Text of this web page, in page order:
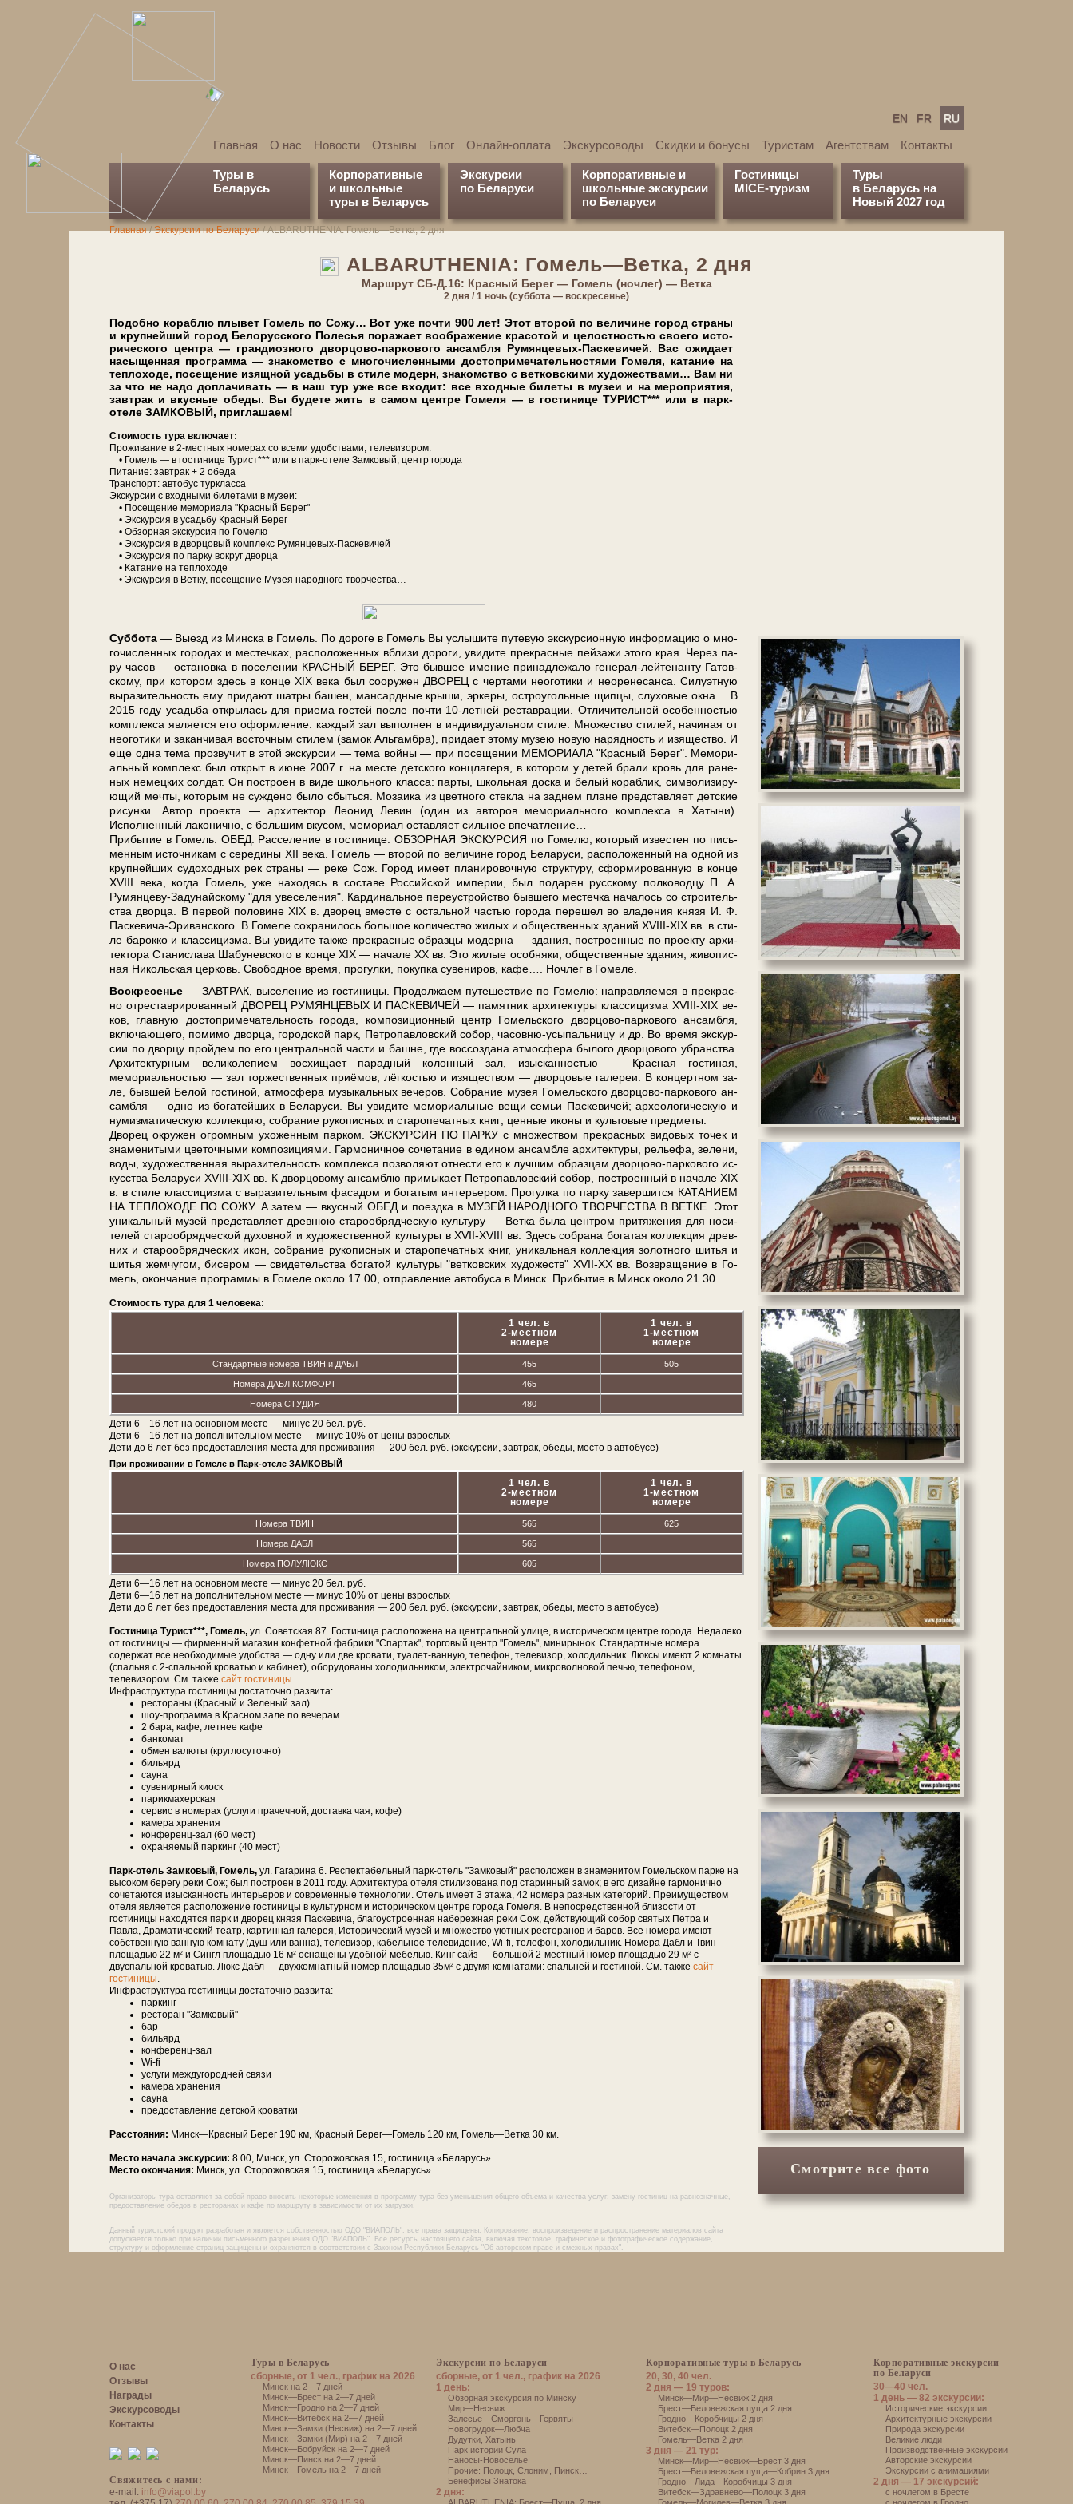
EN FR RU
Главная О нас Новости Отзывы Блог Онлайн-оплата Экскурсоводы Скидки и бонусы Туристам Агентствам Контакты
Туры в
Беларусь
Корпоративные
и школьные
туры в Беларусь
Экскурсии
по Беларуси
Корпоративные и
школьные экскурсии
по Беларуси
Гостиницы
MICE-туризм
Туры
в Беларусь на
Новый 2027 год
Главная/Экскурсии по Беларуси/АLBARUTHENIA: Гомель—Ветка, 2 дня
АLBARUTHENIA: Гомель—Ветка, 2 дня
Марш­рут СБ-Д.16: Красный Берег — Гомель (ночлег) — Ветка
2 дня / 1 ночь (суббота — воскресенье)
По­доб­но ко­раб­лю плы­вет Го­мель по Со­жу… Вот уже по­чти 900 лет! Этот вто­рой по ве­ли­чи­не го­род стра­ны
и крупнейший го­род Белорусского По­ле­сья по­ра­жа­ет во­об­ра­же­ние кра­со­той и це­лост­но­стью сво­е­го ис­то­
ри­че­ско­го цен­тра — гран­ди­оз­но­го дворцово-паркового ан­сам­бля Румянцевых-Паскевичей. Вас ожи­да­ет
насыщенная про­грам­ма — знакомство с мно­го­чис­лен­ны­ми до­сто­при­ме­ча­тель­но­стя­ми Гомеля, катание на
теп­ло­хо­де, посещение изящ­ной усадь­бы в сти­ле мо­дерн, знакомство с ветковскими художествами… Вам ни
за что не на­до до­пла­чи­вать — в наш тур уже все вхо­дит: все входные би­ле­ты в му­зеи и на ме­ро­при­я­тия,
завтрак и вкус­ные обе­ды. Вы бу­де­те жить в са­мом цен­тре Гомеля — в го­сти­ни­це ТУРИСТ*** или в парк-
отеле ЗАМКОВЫЙ, при­гла­ша­ем!
Сто­и­мость ту­ра вклю­ча­ет:
Про­жи­ва­ние в 2-местных но­ме­рах со все­ми удоб­ства­ми, те­ле­ви­зо­ром:
• Го­мель — в го­сти­ни­це Ту­рист*** или в парк-отеле Замковый, центр го­ро­да
Питание: завтрак + 2 обе­да
Транс­порт: ав­то­бус турк­лас­са
Экскурсии с вход­ны­ми би­ле­та­ми в му­зеи:
• По­се­ще­ние ме­мо­ри­а­ла "Крас­ный Берег"
• Экс­кур­сия в усадь­бу Крас­ный Берег
• Об­зор­ная экскурсия по Го­ме­лю
• Экс­кур­сия в двор­цо­вый ком­плекс Румянцевых-Паскевичей
• Экс­кур­сия по пар­ку вокруг двор­ца
• Ка­та­ние на теп­ло­хо­де
• Экс­кур­сия в Ветку, посещение Музея на­род­но­го твор­че­ства…
Суб­бо­та — Выезд из Мин­ска в Го­мель. По до­ро­ге в Го­мель Вы услы­ши­те пу­те­вую экс­кур­си­он­ную ин­фор­ма­цию о мно­
го­чис­лен­ных го­ро­дах и ме­стеч­ках, рас­по­ло­жен­ных вбли­зи до­ро­ги, уви­ди­те пре­крас­ные пей­за­жи это­го края. Через па­
ру ча­сов — оста­нов­ка в по­се­ле­нии КРАСНЫЙ БЕРЕГ. Это быв­шее име­ние при­над­ле­жа­ло генерал-лейтенанту Га­тов­
ско­му, при ко­то­ром здесь в кон­це XIX ве­ка был со­ору­жен ДВОРЕЦ с чер­та­ми не­ого­ти­ки и нео­ре­не­сан­са. Си­лу­эт­ную
вы­ра­зи­тель­ность ему при­да­ют шат­ры ба­шен, ман­сард­ные кры­ши, эр­ке­ры, ост­ро­уголь­ные щип­цы, слу­хо­вые ок­на… В
2015 го­ду усадь­ба от­кры­лась для при­е­ма го­стей по­сле по­чти 10-летней ре­став­ра­ции. От­ли­чи­тель­ной осо­бен­но­стью
ком­плек­са яв­ля­ет­ся его оформ­ле­ние: каж­дый зал вы­пол­нен в ин­ди­ви­ду­аль­ном сти­ле. Множество сти­лей, на­чи­ная от
не­ого­ти­ки и за­кан­чи­вая во­сточ­ным сти­лем (за­мок Аль­гам­бра), при­да­ет этому му­зею но­вую на­ряд­ность и изя­ще­ство. И
еще од­на те­ма про­зву­чит в этой экс­кур­сии — те­ма вой­ны — при по­се­ще­нии МЕМОРИАЛА "Крас­ный Берег". Ме­мо­ри­
аль­ный ком­плекс был от­крыт в июне 2007 г. на ме­сте дет­ско­го конц­ла­ге­ря, в ко­то­ром у де­тей бра­ли кровь для ра­не­
ных не­мец­ких сол­дат. Он по­стро­ен в ви­де школь­но­го клас­са: пар­ты, школь­ная дос­ка и бе­лый ко­раб­лик, сим­во­ли­зи­ру­
ю­щий меч­ты, ко­то­рым не суж­де­но бы­ло сбыть­ся. Мозаика из цвет­но­го стек­ла на зад­нем пла­не пред­став­ля­ет дет­ские
ри­сун­ки. Автор про­ек­та — ар­хи­тек­тор Лео­нид Ле­вин (один из ав­то­ров ме­мо­ри­аль­но­го ком­плек­са в Ха­ты­ни).
Исполненный ла­ко­нич­но, с боль­шим вку­сом, ме­мо­ри­ал остав­ля­ет сильное впе­чат­ле­ние…
При­бы­тие в Го­мель. ОБЕД. Расселение в го­сти­ни­це. ОБЗОРНАЯ ЭКСКУРСИЯ по Го­ме­лю, ко­то­рый из­ве­стен по пись­
мен­ным ис­точ­ни­кам с се­ре­ди­ны XII ве­ка. Го­мель — вто­рой по ве­ли­чи­не го­род Бе­ла­ру­си, рас­по­ло­жен­ный на одной из
круп­ней­ших су­до­ход­ных рек стра­ны — ре­ке Сож. Город име­ет пла­ни­ро­воч­ную ст­рук­ту­ру, сформированную в кон­це
XVIII ве­ка, ко­гда Го­мель, уже на­хо­дясь в со­ста­ве Рос­сий­ской им­пе­рии, был по­да­рен рус­ско­му пол­ко­вод­цу П. А.
Румянцеву-Задунайскому "для уве­се­ле­ния". Кар­ди­наль­ное пе­ре­устрой­ство быв­ше­го ме­с­теч­ка на­ча­лось со стро­и­тель­
ства двор­ца. В пер­вой по­ло­ви­не XIX в. дво­рец вме­сте с осталь­ной ча­стью го­ро­да пе­ре­шел во вла­де­ния кня­зя И. Ф.
Паскевича-Эриванского. В Го­ме­ле со­хра­ни­лось боль­шое ко­ли­че­ство жи­лых и об­ще­ствен­ных зда­ний XVIII-XIХ вв. в сти­
ле ба­рок­ко и клас­си­циз­ма. Вы уви­ди­те так­же пре­крас­ные об­раз­цы мо­дер­на — зда­ния, по­стро­ен­ные по про­ек­ту ар­хи­
тек­то­ра Ста­ни­сла­ва Шабуневского в кон­це XIX — на­ча­ле ХХ вв. Это жи­лые особ­ня­ки, об­ще­ствен­ные зда­ния, жи­во­пис­
ная Никольская цер­ковь. Сво­бод­ное вре­мя, про­гул­ки, по­куп­ка су­ве­ни­ров, ка­фе…. Ноч­лег в Го­ме­ле.
Вос­кре­се­нье — ЗАВ­ТРАК, вы­се­ле­ние из го­сти­ни­цы. Про­дол­жа­ем пу­те­ше­ствие по Го­ме­лю: на­прав­ля­ем­ся в пре­крас­
но отреставрированный ДВОРЕЦ РУМЯНЦЕВЫХ И ПАСКЕВИЧЕЙ — па­мят­ник ар­хи­тек­ту­ры клас­си­циз­ма XVIII-XIX ве­
ков, глав­ную до­сто­при­ме­ча­тель­ность го­ро­да, композиционный центр Го­мель­ско­го дворцово-паркового ан­сам­бля,
вклю­ча­ю­ще­го, помимо двор­ца, го­род­ской парк, Пет­ро­пав­лов­ский со­бор, часовню-усыпальницу и др. Во вре­мя экс­кур­
сии по двор­цу прой­дем по его цен­траль­ной ча­сти и баш­не, где вос­со­зда­на ат­мо­сфе­ра бы­ло­го двор­цо­во­го убран­ства.
Архитектурным великолепием вос­хи­ща­ет па­рад­ный колонный зал, изысканностью — Крас­ная го­сти­ная,
мемориальностью — зал торжественных приёмов, лёгкостью и изя­ще­ством — дворцовые галереи. В концертном за­
ле, быв­шей Бе­лой гостиной, ат­мо­сфе­ра му­зы­каль­ных вечеров. Собрание му­зея Го­мель­ско­го дворцово-паркового ан­
сам­бля — од­но из богатейших в Бе­ла­ру­си. Вы уви­ди­те ме­мо­ри­аль­ные ве­щи се­мьи Паскевичей; археологическую и
нумизматическую кол­лек­цию; со­бра­ние ру­ко­пис­ных и ста­ро­пе­чат­ных книг; цен­ные ико­ны и куль­то­вые пред­ме­ты.
Дворец окру­жен огром­ным ухоженным пар­ком. ЭКСКУРСИЯ ПО ПАРКУ с мно­же­ством пре­крас­ных видовых точек и
зна­ме­ни­ты­ми цветочными ком­по­зи­ци­я­ми. Гармоничное со­че­та­ние в еди­ном ан­сам­бле ар­хи­тек­ту­ры, ре­лье­фа, зе­ле­ни,
во­ды, ху­до­же­ствен­ная вы­ра­зи­тель­ность ком­плек­са поз­во­ля­ют от­не­сти его к луч­шим об­раз­цам дворцово-паркового ис­
кус­ства Бе­ла­ру­си XVIII-XIX вв. К двор­цо­во­му ан­самблю при­мы­ка­ет Пет­ро­пав­лов­ский со­бор, по­стро­ен­ный в на­ча­ле XIX
в. в сти­ле клас­си­циз­ма с вы­ра­зи­тель­ным фа­са­дом и бо­га­тым ин­те­рье­ром. Прогулка по пар­ку за­вер­шит­ся КАТАНИЕМ
НА ТЕПЛОХОДЕ ПО СОЖУ. А затем — вкус­ный ОБЕД и по­езд­ка в МУЗЕЙ НАРОДНОГО ТВОРЧЕСТВА В ВЕТКЕ. Этот
уни­каль­ный му­зей пред­став­ля­ет древ­нюю ста­ро­об­ряд­че­скую куль­ту­ру — Вет­ка бы­ла цен­тром при­тя­же­ния для но­си­
те­лей ста­ро­об­ряд­че­ской ду­хов­ной и ху­до­же­ствен­ной куль­ту­ры в XVII-XVIII вв. Здесь со­бра­на бо­га­тая кол­лек­ция древ­
них и ста­ро­об­ряд­че­ских икон, со­бра­ние ру­ко­пис­ных и ста­ро­пе­чат­ных книг, уни­каль­ная кол­лек­ция зо­лот­но­го ши­тья и
ши­тья жем­чу­гом, би­се­ром — сви­де­тель­ства бо­га­той куль­ту­ры "вет­ков­ских ху­до­жеств" XVII-XX вв. Воз­вра­ще­ние в Го­
мель, окончание про­грам­мы в Го­ме­ле око­ло 17.00, отправление ав­то­бу­са в Минск. При­бы­тие в Минск око­ло 21.30.
Стоимость тура для 1 человека:
1 чел. в
2-местном
номере
1 чел. в
1-местном
номере
Стандартные номера ТВИН и ДАБЛ 455 505
Номера ДАБЛ КОМФОРТ 465
Номера СТУДИЯ 480
Дети 6—16 лет на основном месте — минус 20 бел. руб.
Дети 6—16 лет на дополнительном месте — минус 10% от цены взрослых
Дети до 6 лет без предоставления места для проживания — 200 бел. руб. (экскурсии, завтрак, обеды, место в автобусе)
При проживании в Гомеле в Парк-отеле ЗАМКОВЫЙ
1 чел. в
2-местном
номере
1 чел. в
1-местном
номере
Номера ТВИН 565 625
Номера ДАБЛ 565
Номера ПОЛУЛЮКС 605
Дети 6—16 лет на основном месте — минус 20 бел. руб.
Дети 6—16 лет на дополнительном месте — минус 10% от цены взрослых
Дети до 6 лет без предоставления места для проживания — 200 бел. руб. (экскурсии, завтрак, обеды, место в автобусе)
Гостиница Турист***, Гомель, ул. Советская 87. Гостиница расположена на центральной улице, в историческом центре города. Недалеко
от гостиницы — фирменный магазин конфетной фабрики "Спартак", торговый центр "Гомель", минирынок. Стандартные номера
содержат все необходимые удобства — одну или две кровати, туалет-ванную, телефон, телевизор, холодильник. Люксы имеют 2 комнаты
(спальня с 2-спальной кроватью и кабинет), оборудованы холодильником, электрочайником, микроволновой печью, телефоном,
телевизором. См. также сайт гостиницы.
Инфраструктура гостиницы достаточно развита:
рестораны (Красный и Зеленый зал)
шоу-программа в Красном зале по вечерам
2 бара, кафе, летнее кафе
банкомат
обмен валюты (круглосуточно)
бильярд
сауна
сувенирный киоск
парикмахерская
сервис в номерах (услуги прачечной, доставка чая, кофе)
камера хранения
конференц-зал (60 мест)
охраняемый паркинг (40 мест)
Парк-отель Замковый, Гомель, ул. Гагарина 6. Респектабельный парк-отель "Замковый" расположен в знаменитом Гомельском парке на
высоком берегу реки Сож; был построен в 2011 году. Архитектура отеля стилизована под старинный замок; в его дизайне гармонично
сочетаются изысканность интерьеров и современные технологии. Отель имеет 3 этажа, 42 номера разных категорий. Преимуществом
отеля является расположение гостиницы в культурном и историческом центре города Гомеля. В непосредственной близости от
гостиницы находятся парк и дворец князя Паскевича, благоустроенная набережная реки Сож, действующий собор святых Петра и
Павла, Драматический театр, картинная галерея, Исторический музей и множество уютных ресторанов и баров. Все номера имеют
собственную ванную комнату (душ или ванна), телевизор, кабельное телевидение, Wi-fi, телефон, холодильник. Номера Дабл и Твин
площадью 22 м2 и Сингл площадью 16 м2 оснащены удобной мебелью. Кинг сайз — большой 2-местный номер площадью 29 м2 с
двуспальной кроватью. Люкс Дабл — двухкомнатный номер площадью 35м2 с двумя комнатами: спальней и гостиной. См. также сайт
гостиницы.
Инфраструктура гостиницы достаточно развита:
паркинг
ресторан "Замковый"
бар
бильярд
конференц-зал
Wi-fi
услуги междугородней связи
камера хранения
сауна
предоставление детской кроватки
Расстояния: Минск—Крас­ный Берег 190 км, Крас­ный Берег—Го­мель 120 км, Го­мель—Вет­ка 30 км.
Место начала экскурсии: 8.00, Минск, ул. Сторожовская 15, гостиница «Беларусь»
Место окончания: Минск, ул. Сторожовская 15, гостиница «Беларусь»
Организаторы тура оставляют за собой право вносить некоторые изменения в программу тура без уменьшения общего объема и качества услуг: замену гостиниц на равнозначные,
предоставление обедов в ресторанах и кафе по маршруту в зависимости от их загрузки.
Данный туристский продукт разработан и является собственностью ОДО "ВИАПОЛЬ", все права защищены. Копирование, воспроизведение и распространение материалов сайта
допускается только при наличии письменного разрешения ОДО "ВИАПОЛЬ". Все ресурсы настоящего сайта, включая текстовое, графическое и фотографическое содержание,
структуру и оформление страниц защищены и охраняются в соответствии с Законом Республики Беларусь "Об авторском праве и смежных правах".
Смотрите все фото
О нас
Отзывы
Награды
Экскурсоводы
Контакты
Свяжитесь с нами:
e-mail: info@viapol.by
Туры в Беларусь
сборные, от 1 чел., график на 2026
Минск на 2—7 дней
Минск—Брест на 2—7 дней
Минск—Гродно на 2—7 дней
Минск—Витебск на 2—7 дней
Минск—Замки (Несвиж) на 2—7 дней
Минск—Замки (Мир) на 2—7 дней
Минск—Бобруйск на 2—7 дней
Минск—Пинск на 2—7 дней
Минск—Гомель на 2—7 дней
Экскурсии по Беларуси
сборные, от 1 чел., график на 2026
1 день:
Обзорная экскурсия по Минску
Мир—Несвиж
Залесье—Сморгонь—Гервяты
Новогрудок—Любча
Дудутки Хатынь
Парк истории Сула
Наносы-Новоселье
Прочие: Полоцк Слоним Пинск
Бенефисы Знатока
2 дня:
Корпоративные туры в Беларусь
20, 30, 40 чел.
2 дня — 19 туров:
Минск—Мир—Несвиж 2 дня
Брест—Беловежская пуща 2 дня
Гродно—Коробчицы 2 дня
Витебск—Полоцк 2 дня
Гомель—Ветка 2 дня
3 дня — 21 тур:
Минск—Мир—Несвиж—Брест 3 дня
Брест—Беловежская пуща—Кобрин 3 дня
Гродно—Лида—Коробчицы 3 дня
Витебск—Здравнево—Полоцк 3 дня
Корпоративные экскурсии
по Беларуси
30—40 чел.
1 день — 82 экскурсии:
Исторические экскурсии
Архитектурные экскурсии
Природа экскурсии
Великие люди
Производственные экскурсии
Авторские экскурсии
Экскурсии с анимациями
2 дня — 17 экскурсий:
с ночлегом в Бресте